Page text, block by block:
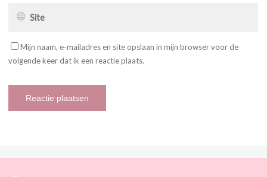
Mijn naam, e-mailadres en site opslaan in mijn browser voor de
volgende keer dat ik een reactie plaats.